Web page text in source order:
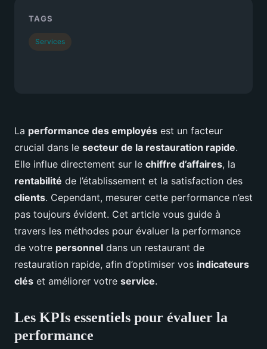
La performance des employés est un facteur
crucial dans le secteur de la restauration rapide.
Elle influe directement sur le chiffre d’affaires, la
rentabilité de l’établissement et la satisfaction des
clients. Cependant, mesurer cette performance n’est
pas toujours évident. Cet article vous guide à
travers les méthodes pour évaluer la performance
de votre personnel dans un restaurant de
restauration rapide, afin d’optimiser vos indicateurs
clés et améliorer votre service.
Les KPIs essentiels pour évaluer la
performance
TAGS
Services